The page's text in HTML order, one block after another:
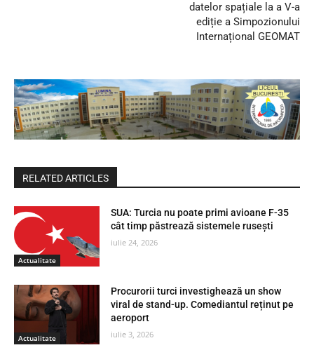
datelor spațiale la a V-a
ediție a Simpozionului
Internațional GEOMAT
RELATED ARTICLES
Actualitate
SUA: Turcia nu poate primi avioane F-35
cât timp păstrează sistemele rusești
iulie 24, 2026
Actualitate
Procurorii turci investighează un show
viral de stand-up. Comediantul reținut pe
aeroport
iulie 3, 2026